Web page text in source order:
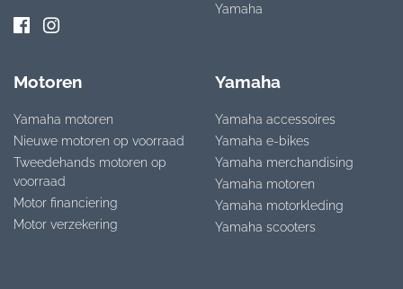
Yamaha
Motoren
Yamaha motoren
Nieuwe motoren op voorraad
Tweedehands motoren op
voorraad
Motor financiering
Motor verzekering
Yamaha
Yamaha accessoires
Yamaha e-bikes
Yamaha merchandising
Yamaha motoren
Yamaha motorkleding
Yamaha scooters